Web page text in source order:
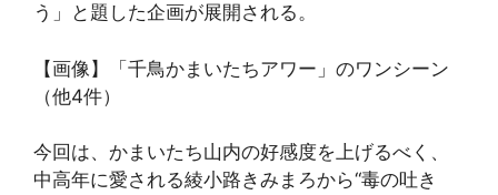
う」と題した企画が展開される。
【画像】「千鳥かまいたちアワー」のワンシーン
（他4件）
今回は、かまいたち山内の好感度を上げるべく、
中高年に愛される綾小路きみまろから“毒の吐き